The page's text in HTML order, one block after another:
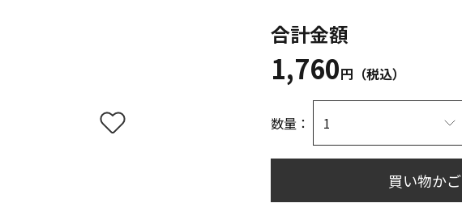
合計金額
1,760円（税込）
数量：
買い物か